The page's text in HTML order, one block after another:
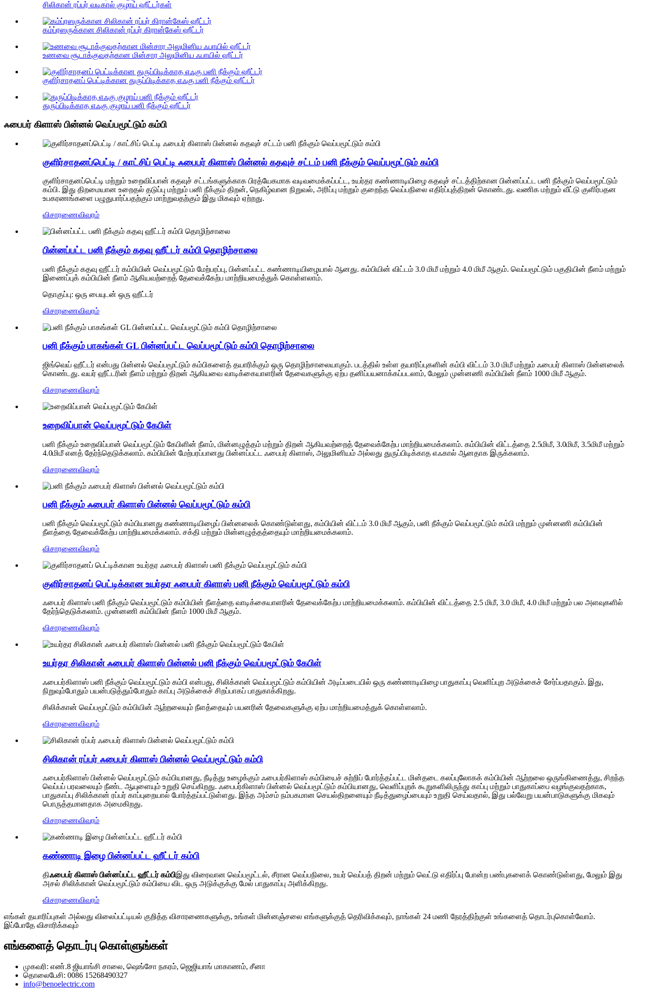
சிலிகான் ரப்பர் வடிகால் குழாய் ஹீட்டர்கள்
கம்ப்ரஸருக்கான சிலிகான் ரப்பர் கிரான்கேஸ் ஹீட்டர்
உணவை சூடாக்குவதற்கான மின்சார அலுமினிய ஃபாயில் ஹீட்டர்
குளிர்சாதனப் பெட்டிக்கான துருப்பிடிக்காத எஃகு பனி நீக்கும் ஹீட்டர்
துருப்பிடிக்காத எஃகு குழாய் பனி நீக்கும் ஹீட்டர்
ஃபைபர் கிளாஸ் பின்னல் வெப்பமூட்டும் கம்பி
குளிர்சாதனப்பெட்டி / காட்சிப் பெட்டி ஃபைபர் கிளாஸ் பின்னல் கதவுச் சட்டம் பனி நீக்கும் வெப்பமூட்டும் கம்பி
குளிர்சாதனப்பெட்டி மற்றும் உறைவிப்பான் கதவுச் சட்டங்களுக்காக பிரத்யேகமாக வடிவமைக்கப்பட்ட, உயர்தர கண்ணாடியிழை கதவுச் சட்டத்திற்கான பின்னப்பட்ட பனி நீக்கும் வெப்பமூட்டும்
கம்பி. இது திறமையான உறைதல் தடுப்பு மற்றும் பனி நீக்கும் திறன், நெகிழ்வான நிறுவல், அரிப்பு மற்றும் குறைந்த வெப்பநிலை எதிர்ப்புத்திறன் கொண்டது. வணிக மற்றும் வீட்டு குளிர்பதன
உபகரணங்களை பழுதுபார்ப்பதற்கும் மாற்றுவதற்கும் இது மிகவும் ஏற்றது.
விசாரணைவிவரம்
பின்னப்பட்ட பனி நீக்கும் கதவு ஹீட்டர் கம்பி தொழிற்சாலை
பனி நீக்கும் கதவு ஹீட்டர் கம்பியின் வெப்பமூட்டும் மேற்பரப்பு, பின்னப்பட்ட கண்ணாடியிழையால் ஆனது. கம்பியின் விட்டம் 3.0 மிமீ மற்றும் 4.0 மிமீ ஆகும். வெப்பமூட்டும் பகுதியின் நீளம் மற்றும்
இணைப்புக் கம்பியின் நீளம் ஆகியவற்றைத் தேவைக்கேற்ப மாற்றியமைத்துக் கொள்ளலாம்.
தொகுப்பு: ஒரு பையுடன் ஒரு ஹீட்டர்
விசாரணைவிவரம்
பனி நீக்கும் பாகங்கள் GL பின்னப்பட்ட வெப்பமூட்டும் கம்பி தொழிற்சாலை
ஜிங்வெய் ஹீட்டர் என்பது பின்னல் வெப்பமூட்டும் கம்பிகளைத் தயாரிக்கும் ஒரு தொழிற்சாலையாகும். படத்தில் உள்ள தயாரிப்புகளின் கம்பி விட்டம் 3.0 மிமீ மற்றும் ஃபைபர் கிளாஸ் பின்னலைக்
கொண்டது. வயர் ஹீட்டரின் நீளம் மற்றும் திறன் ஆகியவை வாடிக்கையாளரின் தேவைகளுக்கு ஏற்ப தனிப்பயனாக்கப்படலாம், மேலும் முன்னணி கம்பியின் நீளம் 1000 மிமீ ஆகும்.
விசாரணைவிவரம்
உறைவிப்பான் வெப்பமூட்டும் கேபிள்
பனி நீக்கும் உறைவிப்பான் வெப்பமூட்டும் கேபிளின் நீளம், மின்னழுத்தம் மற்றும் திறன் ஆகியவற்றைத் தேவைக்கேற்ப மாற்றியமைக்கலாம். கம்பியின் விட்டத்தை 2.5மிமீ, 3.0மிமீ, 3.5மிமீ மற்றும்
4.0மிமீ எனத் தேர்ந்தெடுக்கலாம். கம்பியின் மேற்பரப்பானது பின்னப்பட்ட ஃபைபர் கிளாஸ், அலுமினியம் அல்லது துருப்பிடிக்காத எஃகால் ஆனதாக இருக்கலாம்.
விசாரணைவிவரம்
பனி நீக்கும் ஃபைபர் கிளாஸ் பின்னல் வெப்பமூட்டும் கம்பி
பனி நீக்கும் வெப்பமூட்டும் கம்பியானது கண்ணாடியிழைப் பின்னலைக் கொண்டுள்ளது, கம்பியின் விட்டம் 3.0 மிமீ ஆகும், பனி நீக்கும் வெப்பமூட்டும் கம்பி மற்றும் முன்னணி கம்பியின்
நீளத்தை தேவைக்கேற்ப மாற்றியமைக்கலாம். சக்தி மற்றும் மின்னழுத்தத்தையும் மாற்றியமைக்கலாம்.
விசாரணைவிவரம்
குளிர்சாதனப் பெட்டிக்கான உயர்தர ஃபைபர் கிளாஸ் பனி நீக்கும் வெப்பமூட்டும் கம்பி
ஃபைபர் கிளாஸ் பனி நீக்கும் வெப்பமூட்டும் கம்பியின் நீளத்தை வாடிக்கையாளரின் தேவைக்கேற்ப மாற்றியமைக்கலாம். கம்பியின் விட்டத்தை 2.5 மிமீ, 3.0 மிமீ, 4.0 மிமீ மற்றும் பல அளவுகளில்
தேர்ந்தெடுக்கலாம். முன்னணி கம்பியின் நீளம் 1000 மிமீ ஆகும்.
விசாரணைவிவரம்
உயர்தர சிலிகான் ஃபைபர் கிளாஸ் பின்னல் பனி நீக்கும் வெப்பமூட்டும் கேபிள்
ஃபைபர்கிளாஸ் பனி நீக்கும் வெப்பமூட்டும் கம்பி என்பது, சிலிக்கான் வெப்பமூட்டும் கம்பியின் அடிப்படையில் ஒரு கண்ணாடியிழை பாதுகாப்பு வெளிப்புற அடுக்கைச் சேர்ப்பதாகும். இது,
நிறுவும்போதும் பயன்படுத்தும்போதும் காப்பு அடுக்கைச் சிறப்பாகப் பாதுகாக்கிறது.
சிலிக்கான் வெப்பமூட்டும் கம்பியின் ஆற்றலையும் நீளத்தையும் பயனரின் தேவைகளுக்கு ஏற்ப மாற்றியமைத்துக் கொள்ளலாம்.
விசாரணைவிவரம்
சிலிகான் ரப்பர் ஃபைபர் கிளாஸ் பின்னல் வெப்பமூட்டும் கம்பி
ஃபைபர்கிளாஸ் பின்னல் வெப்பமூட்டும் கம்பியானது, நீடித்து உழைக்கும் ஃபைபர்கிளாஸ் கம்பியைச் சுற்றிப் போர்த்தப்பட்ட மின்தடை கலப்புலோகக் கம்பியின் ஆற்றலை ஒருங்கிணைத்து, சிறந்த
வெப்பப் பரவலையும் நீண்ட ஆயுளையும் உறுதி செய்கிறது. ஃபைபர்கிளாஸ் பின்னல் வெப்பமூட்டும் கம்பியானது, வெளிப்புறக் கூறுகளிலிருந்து காப்பு மற்றும் பாதுகாப்பை வழங்குவதற்காக,
பாதுகாப்பு சிலிக்கான் ரப்பர் காப்புறையால் போர்த்தப்பட்டுள்ளது. இந்த அம்சம் நம்பகமான செயல்திறனையும் நீடித்துழைப்பையும் உறுதி செய்வதால், இது பல்வேறு பயன்பாடுகளுக்கு மிகவும்
பொருத்தமானதாக அமைகிறது.
விசாரணைவிவரம்
கண்ணாடி இழை பின்னப்பட்ட ஹீட்டர் கம்பி
திஃபைபர் கிளாஸ் பின்னப்பட்ட ஹீட்டர் கம்பிஇது விரைவான வெப்பமூட்டல், சீரான வெப்பநிலை, உயர் வெப்பத் திறன் மற்றும் வெட்டு எதிர்ப்பு போன்ற பண்புகளைக் கொண்டுள்ளது, மேலும் இது
அசல் சிலிக்கான் வெப்பமூட்டும் கம்பியை விட ஒரு அடுக்குக்கு மேல் பாதுகாப்பு அளிக்கிறது.
விசாரணைவிவரம்
எங்கள் தயாரிப்புகள் அல்லது விலைப்பட்டியல் குறித்த விசாரணைகளுக்கு, உங்கள் மின்னஞ்சலை எங்களுக்குத் தெரிவிக்கவும், நாங்கள் 24 மணி நேரத்திற்குள் உங்களைத் தொடர்புகொள்வோம்.
இப்போதே விசாரிக்கவும்
எங்களைத் தொடர்பு கொள்ளுங்கள்
முகவரி: எண்.8 ஜியாங்சி சாலை, ஷெங்சோ நகரம், ஜெஜியாங் மாகாணம், சீனா
தொலைபேசி: 0086 15268490327
info@benoelectric.com